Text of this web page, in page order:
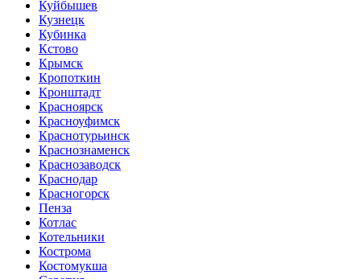
Куйбышев
Кузнецк
Кубинка
Кстово
Крымск
Кропоткин
Кронштадт
Красноярск
Красноуфимск
Краснотурьинск
Краснознаменск
Краснозаводск
Краснодар
Красногорск
Пенза
Котлас
Котельники
Кострома
Костомукша